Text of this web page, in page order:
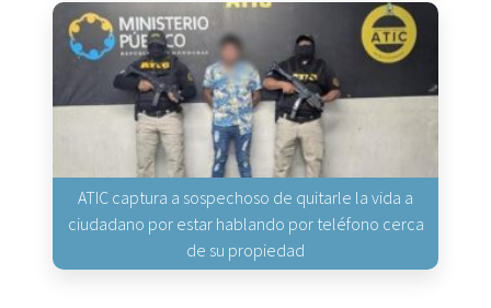
ATIC captura a sospechoso de quitarle la vida a
ciudadano por estar hablando por teléfono cerca
de su propiedad